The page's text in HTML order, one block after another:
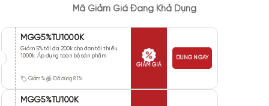
Mã Giảm Giá Đang Khả Dụng
MGG5%TU1000K
Giảm 5% tối đa 200k cho đơn tối thiểu
1000k. Áp dụng toàn bộ sản phẩm.
Giảm % Đã dùng 81%
GIẢM GIÁ
DÙNG NGAY
MGG5%TU100K